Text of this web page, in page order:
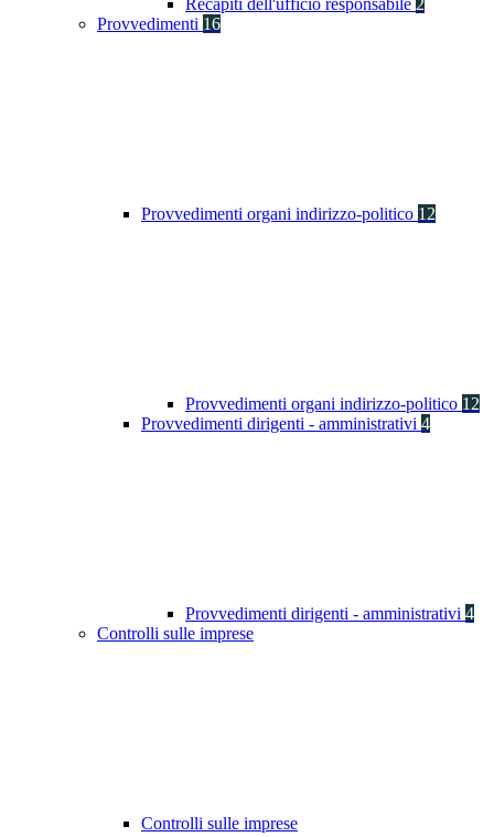
Recapiti dell'ufficio responsabile 2
Provvedimenti 16
Provvedimenti organi indirizzo-politico 12
Provvedimenti organi indirizzo-politico 12
Provvedimenti dirigenti - amministrativi 4
Provvedimenti dirigenti - amministrativi 4
Controlli sulle imprese
Controlli sulle imprese